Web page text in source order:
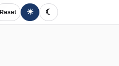
Reset ☀ ☾